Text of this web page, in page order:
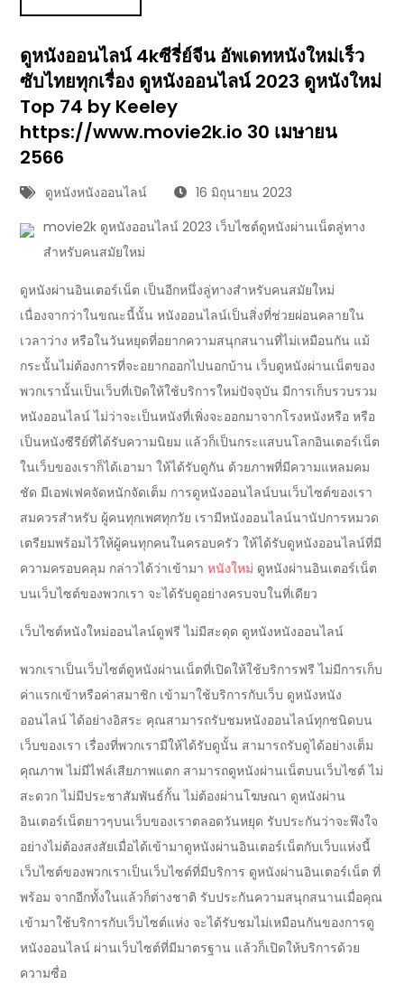
ดูหนังออนไลน์ 4kซีรี่ย์จีน อัพเดทหนังใหม่เร็ว
ซับไทยทุกเรื่อง ดูหนังออนไลน์ 2023 ดูหนังใหม่
Top 74 by Keeley
https://www.movie2k.io 30 เมษายน
2566
ดูหนังหนังออนไลน์
16 มิถุนายน 2023
movie2k ดูหนังออนไลน์ 2023 เว็บไซต์ดูหนังผ่านเน็ตลู่ทาง
สำหรับคนสมัยใหม่
ดูหนังผ่านอินเตอร์เน็ต เป็นอีกหนึ่งลู่ทางสำหรับคนสมัยใหม่
เนื่องจากว่าในขณะนี้นั้น หนังออนไลน์เป็นสิ่งที่ช่วยผ่อนคลายใน
เวลาว่าง หรือในวันหยุดที่อยากความสนุกสนานที่ไม่เหมือนกัน แม้
กระนั้นไม่ต้องการที่จะอยากออกไปนอกบ้าน เว็บดูหนังผ่านเน็ตของ
พวกเรานั้นเป็นเว็บที่เปิดให้ใช้บริการใหม่ปัจจุบัน มีการเก็บรวบรวม
หนังออนไลน์ ไม่ว่าจะเป็นหนังที่เพิ่งจะออกมาจากโรงหนังหรือ หรือ
เป็นหนังซีรีย์ที่ได้รับความนิยม แล้วก็เป็นกระแสบนโลกอินเตอร์เน็ต
ในเว็บของเราก็ได้เอามา ให้ได้รับดูกัน ด้วยภาพที่มีความแหลมคม
ชัด มีเอฟเฟคจัดหนักจัดเต็ม การดูหนังออนไลน์บนเว็บไซต์ของเรา
สมควรสำหรับ ผู้คนทุกเพศทุกวัย เรามีหนังออนไลน์นานัปการหมวด
เตรียมพร้อมไว้ให้ผู้คนทุกคนในครอบครัว ให้ได้รับดูหนังออนไลน์ที่มี
ความครอบคลุม กล่าวได้ว่าเข้ามาหนังใหม่ ดูหนังผ่านอินเตอร์เน็ต
บนเว็บไซต์ของพวกเรา จะได้รับดูอย่างครบจบในที่เดียว
เว็บไซต์หนังใหม่ออนไลน์ดูฟรี ไม่มีสะดุด ดูหนังหนังออนไลน์
พวกเราเป็นเว็บไซต์ดูหนังผ่านเน็ตที่เปิดให้ใช้บริการฟรี ไม่มีการเก็บ
ค่าแรกเข้าหรือค่าสมาชิก เข้ามาใช้บริการกับเว็บ ดูหนังหนัง
ออนไลน์ ได้อย่างอิสระ คุณสามารถรับชมหนังออนไลน์ทุกชนิดบน
เว็บของเรา เรื่องที่พวกเรามีให้ได้รับดูนั้น สามารถรับดูได้อย่างเต็ม
คุณภาพ ไม่มีไฟล์เสียภาพแตก สามารถดูหนังผ่านเน็ตบนเว็บไซต์ ไม่
สะดวก ไม่มีประชาสัมพันธ์กั้น ไม่ต้องผ่านโฆษณา ดูหนังผ่าน
อินเตอร์เน็ตยาวๆบนเว็บของเราตลอดวันหยุด รับประกันว่าจะพึงใจ
อย่างไม่ต้องสงสัยเมื่อได้เข้ามาดูหนังผ่านอินเตอร์เน็ตกับเว็บแห่งนี้
เว็บไซต์ของพวกเราเป็นเว็บไซต์ที่มีบริการ ดูหนังผ่านอินเตอร์เน็ต ที่
พร้อม จากอีกทั้งในแล้วก็ต่างชาติ รับประกันความสนุกสนานเมื่อคุณ
เข้ามาใช้บริการกับเว็บไซต์แห่ง จะได้รับชมไม่เหมือนกันของการดู
หนังออนไลน์ ผ่านเว็บไซต์ที่มีมาตรฐาน แล้วก็เปิดให้บริการด้วย
ความซื่อ